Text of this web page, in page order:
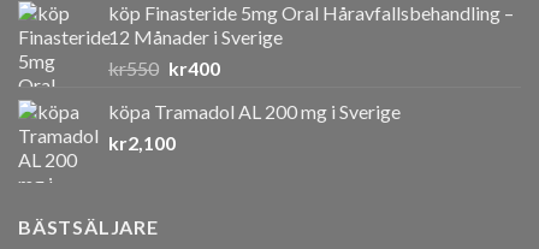
köp Finasteride 5mg Oral Håravfallsbehandling –
12 Månader i Sverige
kr550 Det
priset
var:
kr400Det
priset
köpa Tramadol AL 200 mg i Sverige
kr2,100
BÄSTSÄLJARE